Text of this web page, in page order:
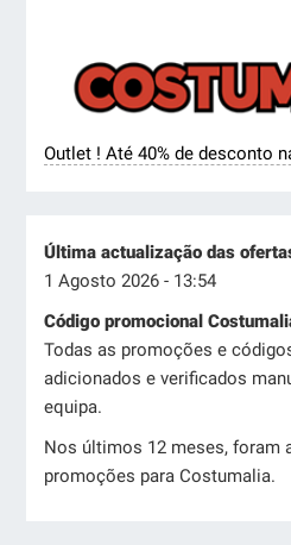
Outlet ! Até 40% de desconto
Última actualização das
1 Agosto 2026 - 13:54
Código promocional
Todas as promoções e
adicionados e verificados
equipa.
Nos últimos 12 meses, foram
promoções para Costumalia.